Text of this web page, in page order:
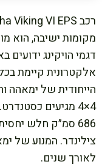
רכב Yamaha Viking VI EPS הוא
מקומות ישיבה, הוא
דגמי הויקינג
אלקטרונית קיימת
הייחודית של ימאהה
4×4 מגיעים
686 סמ״ק חלש
צילינדר. המנוע של
לאורך שנים.